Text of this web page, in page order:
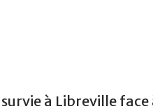
à Libreville face